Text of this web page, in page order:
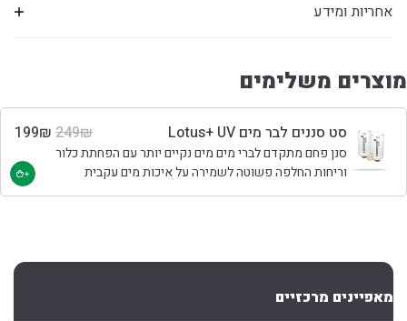
אחריות ומידע
מוצרים משלימים
סט סננים לבר מים Lotus+ UV
סנן פחם מתקדם לברי מים מים נקיים יותר עם הפחתת כלור
וריחות החלפה פשוטה לשמירה על איכות מים עקבית
₪
249
₪
199
מאפיינים מרכזיים